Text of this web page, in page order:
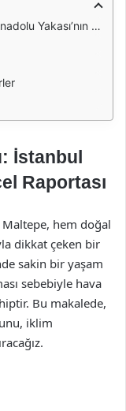
Güncel Raportası
İstanbul
Raportası
Maltepe, hem doğal
dikkat çeken bir
sakin bir yaşam
sebebiyle hava
Bu makalede,
iklim